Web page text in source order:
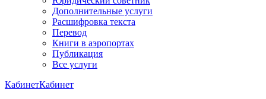
Дополнительные услуги
Расшифровка текста
Перевод
Книги в аэропортах
Публикация
Все услуги
КабинетКабинет